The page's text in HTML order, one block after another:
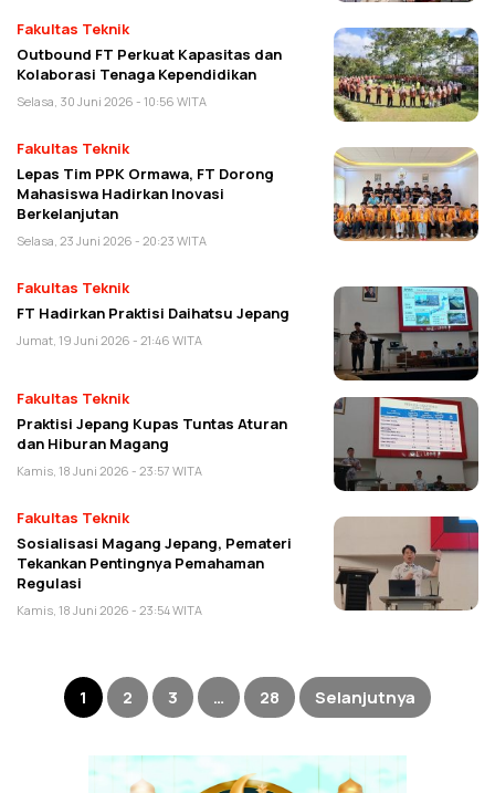
Fakultas Teknik
Outbound FT Perkuat Kapasitas dan
Kolaborasi Tenaga Kependidikan
Selasa, 30 Juni 2026 - 10:56 WITA
Fakultas Teknik
Lepas Tim PPK Ormawa, FT Dorong
Mahasiswa Hadirkan Inovasi
Berkelanjutan
Selasa, 23 Juni 2026 - 20:23 WITA
Fakultas Teknik
FT Hadirkan Praktisi Daihatsu Jepang
Jumat, 19 Juni 2026 - 21:46 WITA
Fakultas Teknik
Praktisi Jepang Kupas Tuntas Aturan
dan Hiburan Magang
Kamis, 18 Juni 2026 - 23:57 WITA
Fakultas Teknik
Sosialisasi Magang Jepang, Pemateri
Tekankan Pentingnya Pemahaman
Regulasi
Kamis, 18 Juni 2026 - 23:54 WITA
Paginasi
pos1 2 3 … 28 Selanjutnya